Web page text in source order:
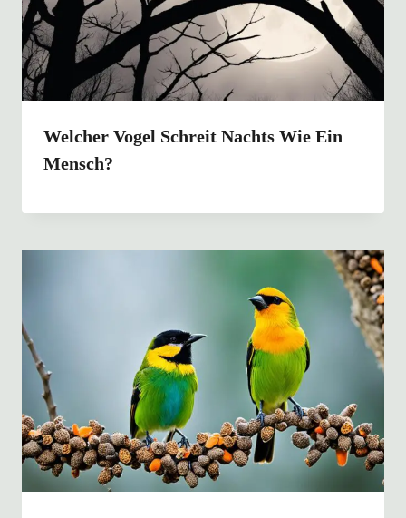
Welcher Vogel Schreit Nachts Wie Ein
Mensch?